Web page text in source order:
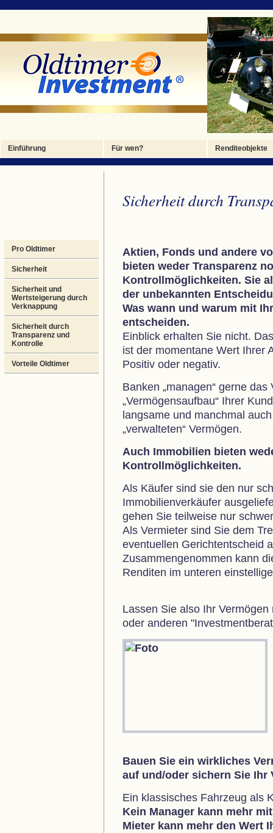
Einführung Für wen? Renditeobjekte
Pro Oldtimer
Sicherheit
Sicherheit und
Wertsteigerung durch
Verknappung
Sicherheit durch
Transparenz und
Kontrolle
Vorteile Oldtimer
Sicherheit durch
Aktien, Fonds und andere
bieten weder Transparenz
Kontrollmöglichkeiten. Sie
der unbekannten
Was wann und warum mit
entscheiden.
Einblick erhalten Sie nicht.
ist der momentane Wert Ihrer
Positiv oder negativ.
Banken „managen“ gerne
„Vermögensaufbau“ Ihrer
langsame und manchmal
„verwalteten“ Vermögen.
Auch Immobilien bieten
Kontrollmöglichkeiten.
Als Käufer sind sie den nur
Immobilienverkäufer
gehen Sie teilweise nur
Als Vermieter sind Sie dem
eventuellen Gerichtentscheid
Zusammengenommen kann
Renditen im unteren
Lassen Sie also Ihr Vermögen
oder anderen
Bauen Sie ein wirkliches
auf und/oder sichern Sie Ihr
Ein klassisches Fahrzeug als
Kein Manager kann mehr
Mieter kann mehr den Wert